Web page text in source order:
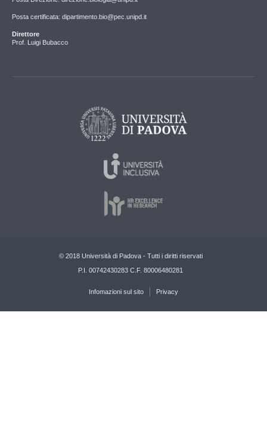
Posta certificata: dipartimento.bio@pec.unipd.it
Direttore
Prof. Luigi Bubacco
© 2018 Università di Padova - Tutti i diritti riservati
P.I. 00742430283 C.F. 80006480281
Infomazioni sul sito Privacy